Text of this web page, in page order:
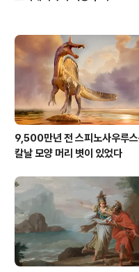
9,500만년 전 스피노사우루
칼날 모양 머리 볏이 있었다